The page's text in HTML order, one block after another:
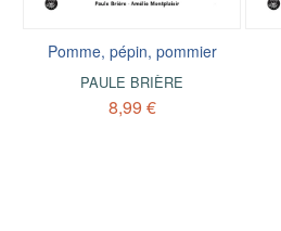
Pomme, pépin, pommier
PAULE BRIÈRE
8,99 €